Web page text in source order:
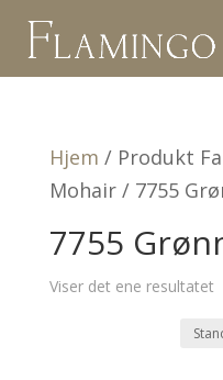
Hjem / Produkt
Mohair / 7755
7755
Viser det ene resultatet